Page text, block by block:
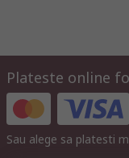
Plateste online
Sau alege sa platesti